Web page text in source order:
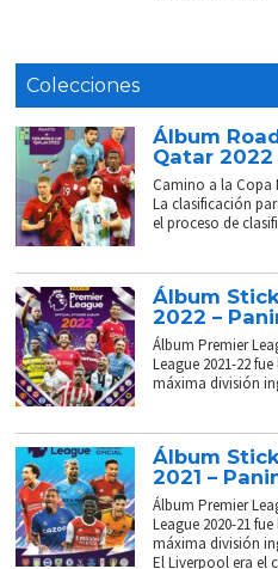
Colecciones
Álbum
Qatar 2022
Camino a la Copa
La clasificación
el proceso de
Álbum
2022 –
Álbum Premier
League 2021-22
máxima división
Álbum
2021 –
Álbum Premier
League 2020-21
máxima división
El Liverpool era el